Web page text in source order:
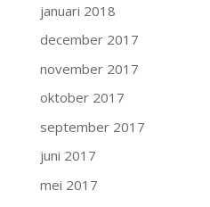
januari 2018
december 2017
november 2017
oktober 2017
september 2017
juni 2017
mei 2017